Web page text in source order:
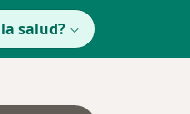
salud?